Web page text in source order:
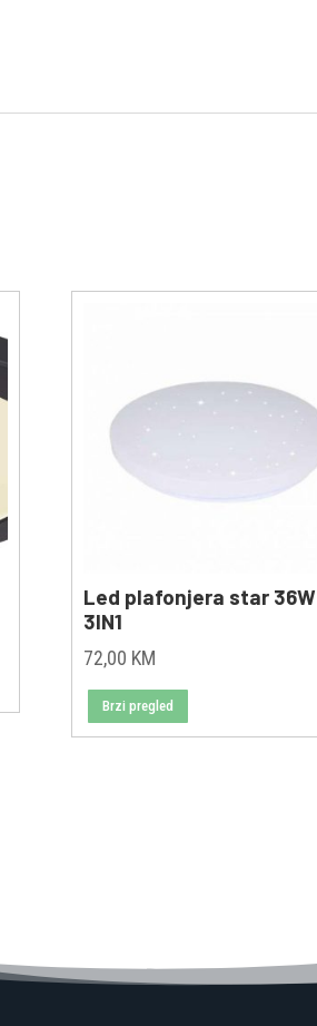
Led plafonjera star 36W
3IN1
72,00 KM
Brzi pregled